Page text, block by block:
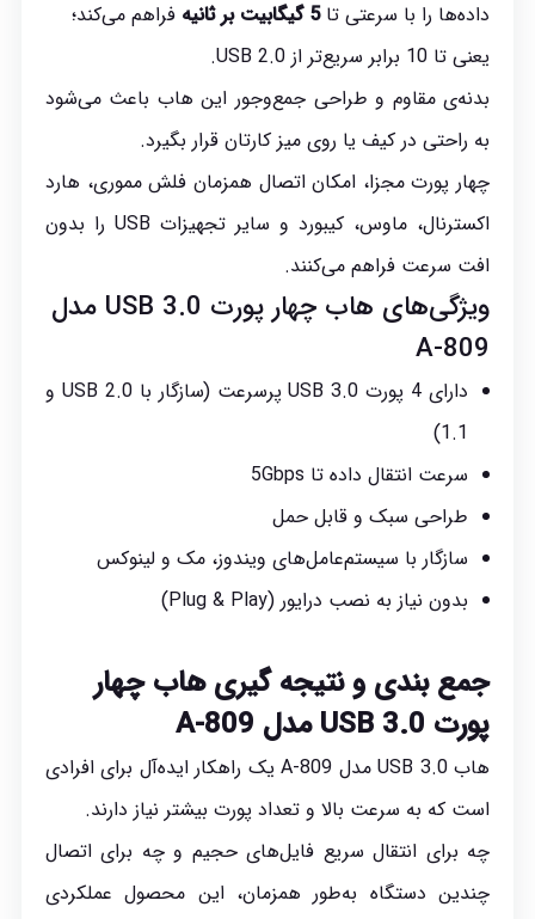
داده‌ها را با سرعتی تا5 گیگابیت بر ثانیه
فراهم می‌کند؛
یعنی تا 10 برابر سریع‌تر از USB 2.0.
بدنه‌ی مقاوم و طراحی جمع‌وجور این هاب باعث می‌شود
به راحتی در کیف یا روی میز کارتان قرار بگیرد.
چهار پورت مجزا، امکان اتصال همزمان فلش مموری، هارد
اکسترنال، ماوس، کیبورد و سایر تجهیزات USB را بدون
افت سرعت فراهم می‌کنند.
ویژگی‌های هاب چهار پورت USB 3.0 مدل
A-809
دارای 4 پورت USB 3.0 پرسرعت (سازگار با USB 2.0 و
1.1)
سرعت انتقال داده تا 5Gbps
طراحی سبک و قابل حمل
سازگار با سیستم‌عامل‌های ویندوز، مک و لینوکس
بدون نیاز به نصب درایور (Plug & Play)
جمع بندی و نتیجه گیری هاب چهار
پورت USB 3.0 مدل A-809
هاب USB 3.0 مدل A-809 یک راهکار ایده‌آل برای افرادی
است که به سرعت بالا و تعداد پورت بیشتر نیاز دارند.
چه برای انتقال سریع فایل‌های حجیم و چه برای اتصال
چندین دستگاه به‌طور همزمان، این محصول عملکردی